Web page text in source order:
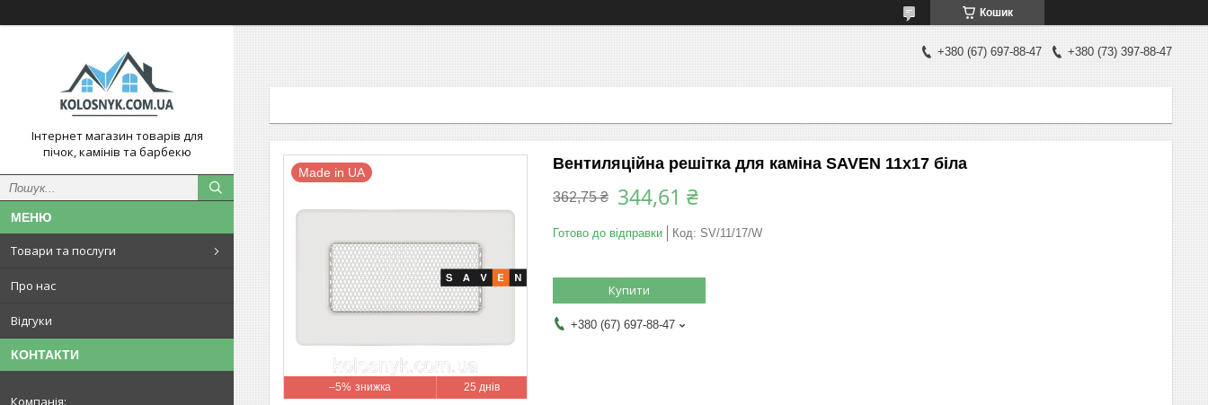
Кошик
Інтернет магазин товарів для
пічок, камінів та барбекю
Товари та послуги
Про нас
Відгуки
КОНТАКТИ
+380 (67) 697-88-47 +380 (73) 397-88-47
–5% 25 днів
Made in UA Вентиляційна решітка для каміна SAVEN 11х17 біла
362,75 ₴ 344,61 ₴
Готово до відправки Код: SV/11/17/W
Купити
+380 (67) 697-88-47